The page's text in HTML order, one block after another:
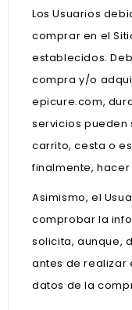
Los Usuarios
comprar en el
establecidos.
compra y/o
epicure.com,
servicios pueden
carrito, cesta o
finalmente, hacer
Asimismo, el
comprobar la
solicita, aunque,
antes de realizar
datos de la